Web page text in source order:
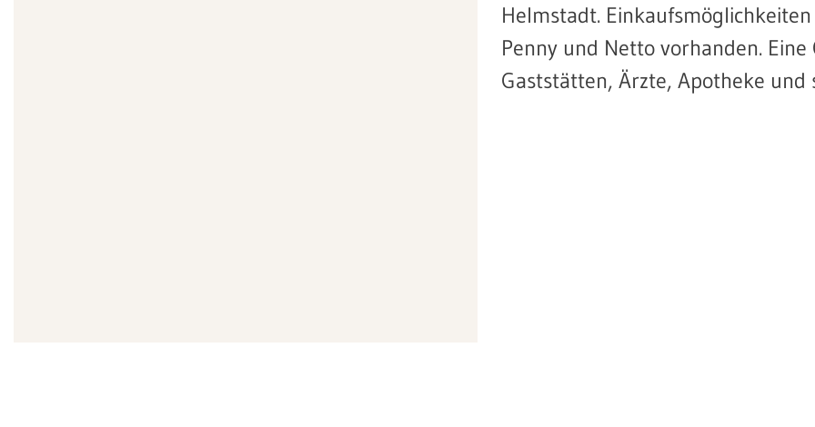
Helmstadt.
Penny und Netto vorhanden.
Gaststätten, Ärzte, Apotheke und